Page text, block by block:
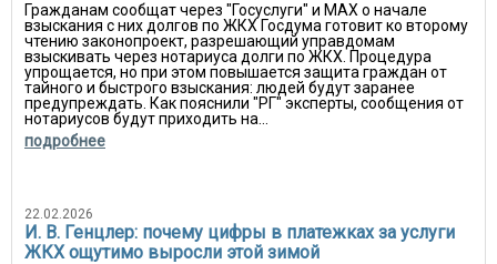
Гражданам сообщат через "Госуслуги" и MAX о начале
взыскания с них долгов по ЖКХ Госдума готовит ко второму
чтению законопроект, разрешающий управдомам
взыскивать через нотариуса долги по ЖКХ. Процедура
упрощается, но при этом повышается защита граждан от
тайного и быстрого взыскания: людей будут заранее
предупреждать. Как пояснили "РГ" эксперты, сообщения от
нотариусов будут приходить на...
подробнее
22.02.2026
И. В. Генцлер: почему цифры в платежках за услуги
ЖКХ ощутимо выросли этой зимой